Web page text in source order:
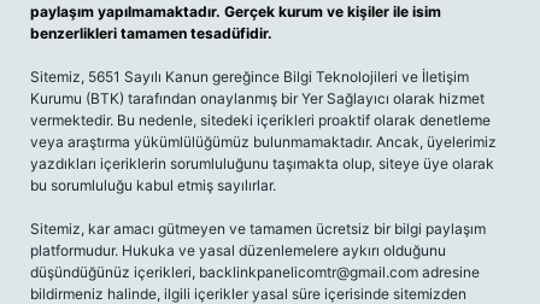
paylaşım yapılmamaktadır. Gerçek kurum ve kişiler ile isim
benzerlikleri tamamen tesadüfidir.
Sitemiz, 5651 Sayılı Kanun gereğince Bilgi Teknolojileri ve İletişim
Kurumu (BTK) tarafından onaylanmış bir Yer Sağlayıcı olarak hizmet
vermektedir. Bu nedenle, sitedeki içerikleri proaktif olarak denetleme
veya araştırma yükümlülüğümüz bulunmamaktadır. Ancak, üyelerimiz
yazdıkları içeriklerin sorumluluğunu taşımakta olup, siteye üye olarak
bu sorumluluğu kabul etmiş sayılırlar.
Sitemiz, kar amacı gütmeyen ve tamamen ücretsiz bir bilgi paylaşım
platformudur. Hukuka ve yasal düzenlemelere aykırı olduğunu
düşündüğünüz içerikleri, backlinkpanelicomtr@gmail.com adresine
bildirmeniz halinde, ilgili içerikler yasal süre içerisinde sitemizden